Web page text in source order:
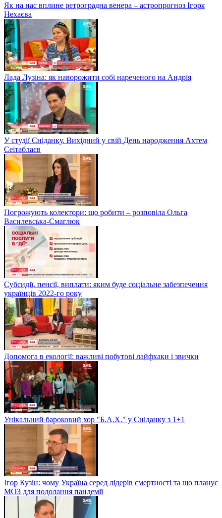
Як на нас вплине ретроградна венера – астропрогноз Ігоря
Нехаєва
Лада Лузіна: як наворожити собі нареченого на Андрія
У студії Сніданку. Вихідний у свій День народження Ахтем
Сеітаблаєв
Погрожують колектори: що робити – розповіла Ольга
Василевська-Смаглюк
Субсидії, пенсії, виплати: яким буде соціальне забезпечення
українців 2022-го року
Допомога в екології: важливі побутові лайфхаки і звички
Унікальний бароковий хор "Б.А.Х." у Сніданку з 1+1
Ігор Кузін: чому Україна серед лідерів смертності та що планує
МОЗ для подолання пандемії